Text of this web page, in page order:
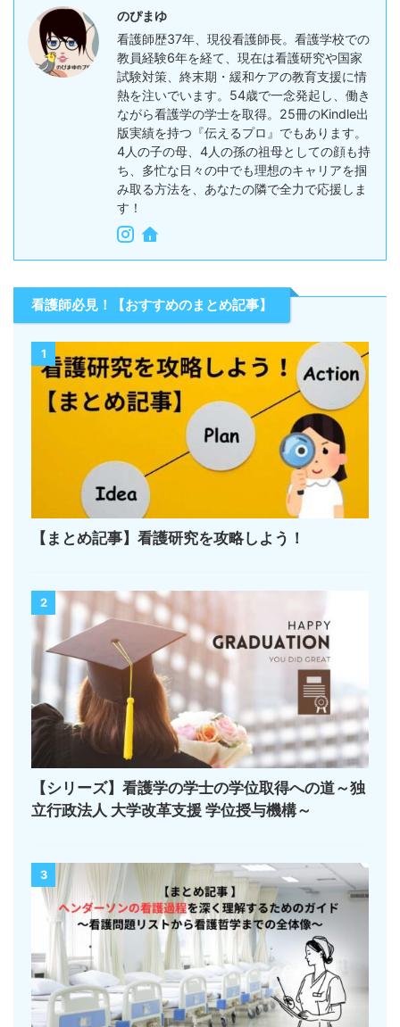
のぴまゆ
看護師歴37年、現役看護師長。看護学校での
教員経験6年を経て、現在は看護研究や国家
試験対策、終末期・緩和ケアの教育支援に情
熱を注いでいます。54歳で一念発起し、働き
ながら看護学の学士を取得。25冊のKindle出
版実績を持つ『伝えるプロ』でもあります。
4人の子の母、4人の孫の祖母としての顔も持
ち、多忙な日々の中でも理想のキャリアを掴
み取る方法を、あなたの隣で全力で応援しま
す！
看護師必見！【おすすめのまとめ記事】
1
【まとめ記事】看護研究を攻略しよう！
2
【シリーズ】看護学の学士の学位取得への道～独
立行政法人 大学改革支援 学位授与機構～
3